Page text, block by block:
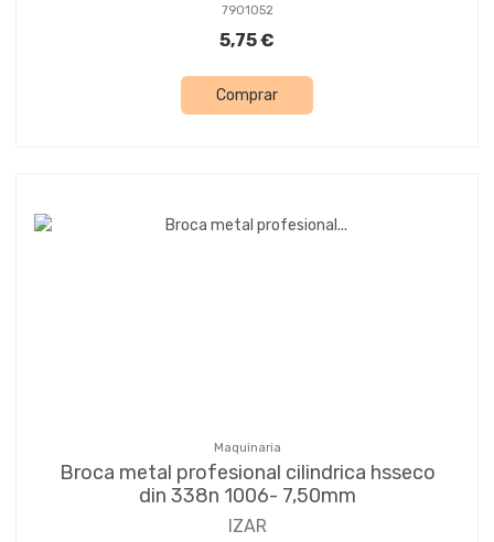
7901052
5,75 €
Comprar
Maquinaria
Broca metal profesional cilindrica hsseco
din 338n 1006- 7,50mm
IZAR